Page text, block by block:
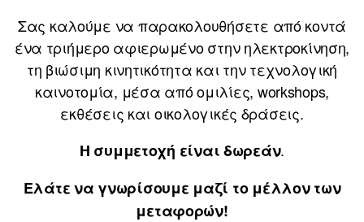
Σας καλούμε να παρακολουθήσετε από κοντά
ένα τριήμερο αφιερωμένο στην ηλεκτροκίνηση,
τη βιώσιμη κινητικότητα και την τεχνολογική
καινοτομία, μέσα από ομιλίες, workshops,
εκθέσεις και οικολογικές δράσεις.
Η συμμετοχή είναι δωρεάν.
Ελάτε να γνωρίσουμε μαζί το μέλλον των
μεταφορών!